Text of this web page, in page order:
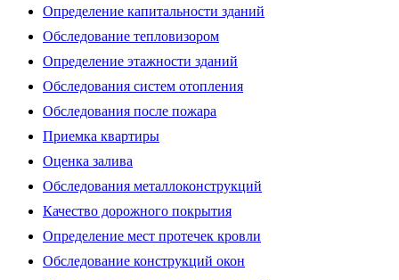
Определение капитальности зданий
Обследование тепловизором
Определение этажности зданий
Обследования систем отопления
Обследования после пожара
Приемка квартиры
Оценка залива
Обследования металлоконструкций
Качество дорожного покрытия
Определение мест протечек кровли
Обследование конструкций окон